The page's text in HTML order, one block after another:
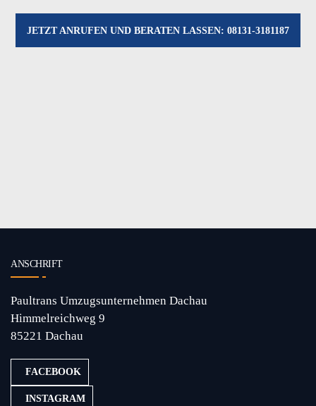
JETZT ANRUFEN UND BERATEN LASSEN: 08131-3181187
ANSCHRIFT
Paultrans Umzugsunternehmen Dachau
Himmelreichweg 9
85221 Dachau
FACEBOOK
INSTAGRAM